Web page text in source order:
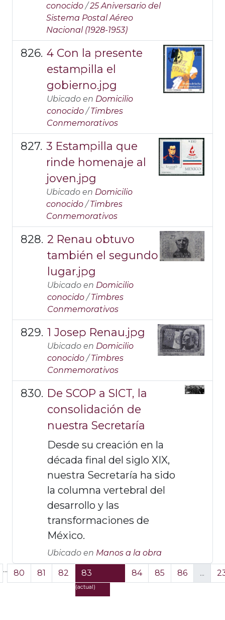
conocido /25 Aniversario del
Sistema Postal Aéreo
Nacional (1928-1953)
4 Con la presente
estampilla el
gobierno.jpg
Ubicado en Domicilio
conocido /Timbres
Conmemorativos
3 Estampilla que
rinde homenaje al
joven.jpg
Ubicado en Domicilio
conocido /Timbres
Conmemorativos
2 Renau obtuvo
también el segundo
lugar.jpg
Ubicado en Domicilio
conocido /Timbres
Conmemorativos
1 Josep Renau.jpg
Ubicado en Domicilio
conocido /Timbres
Conmemorativos
De SCOP a SICT, la
consolidación de
nuestra Secretaría
Desde su creación en la
década final del siglo XIX,
nuestra Secretaría ha sido
la columna vertebral del
desarrollo y las
transformaciones de
México.
Ubicado en Manos a la obra
...
80 81 82 83
(actual)
84 85 86 ...